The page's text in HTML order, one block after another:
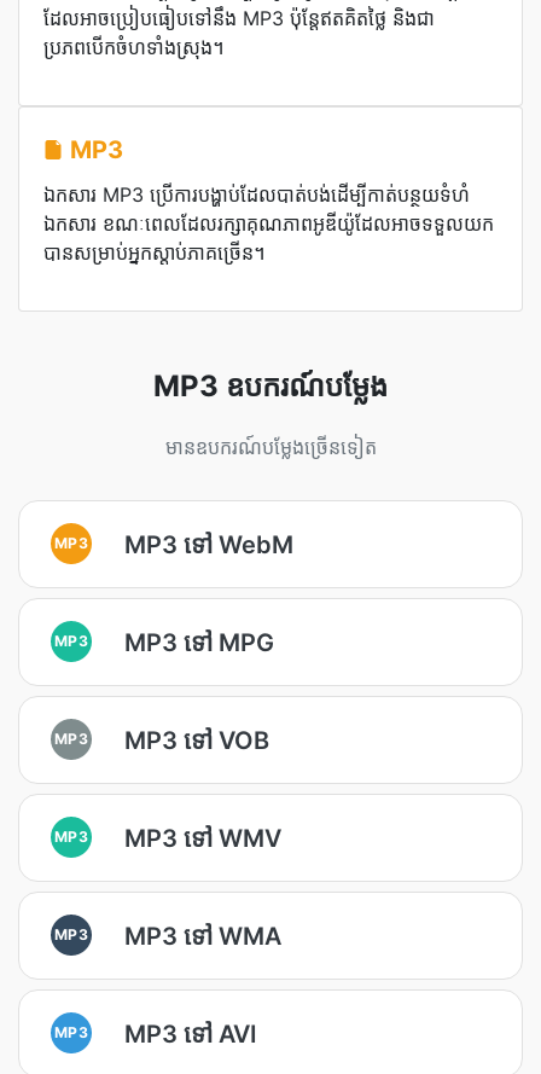
ដែលអាចប្រៀបធៀបទៅនឹង MP3 ប៉ុន្តែឥតគិតថ្លៃ និងជា
ប្រភពបើកចំហទាំងស្រុង។
MP3
ឯកសារ MP3 ប្រើការបង្ហាប់ដែលបាត់បង់ដើម្បីកាត់បន្ថយទំហំ
ឯកសារ ខណៈពេលដែលរក្សាគុណភាពអូឌីយ៉ូដែលអាចទទួលយក
បានសម្រាប់អ្នកស្តាប់ភាគច្រើន។
MP3 ឧបករណ៍បម្លែង
មានឧបករណ៍បម្លែងច្រើនទៀត
MP3 MP3 ទៅ WebM
MP3 MP3 ទៅ MPG
MP3 MP3 ទៅ VOB
MP3 MP3 ទៅ WMV
MP3 MP3 ទៅ WMA
MP3 MP3 ទៅ AVI